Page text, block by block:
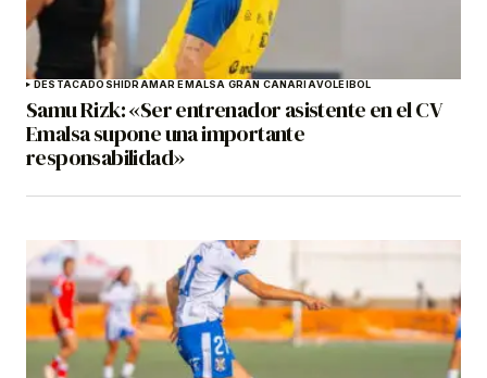
DESTACADOSHIDRAMAR EMALSA GRAN CANARIAVOLEIBOL
Samu Rizk: «Ser entrenador asistente en el CV
Emalsa supone una importante
responsabilidad»